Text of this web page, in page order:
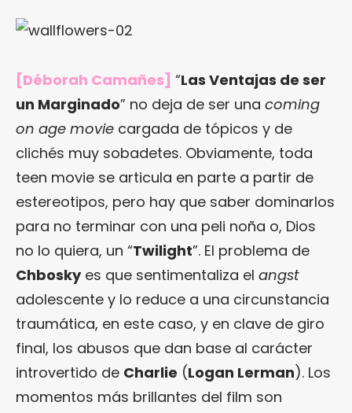
[Déborah Camañes] “Las Ventajas de ser
un Marginado” no deja de ser una coming
on age movie cargada de tópicos y de
clichés muy sobadetes. Obviamente, toda
teen movie se articula en parte a partir de
estereotipos, pero hay que saber dominarlos
para no terminar con una peli noña o, Dios
no lo quiera, un “Twilight”. El problema de
Chboskyes que sentimentaliza el angst
adolescente y lo reduce a una circunstancia
traumática, en este caso, y en clave de giro
final, los abusos que dan base al carácter
introvertido de Charlie (Logan Lerman). Los
momentos más brillantes del film son